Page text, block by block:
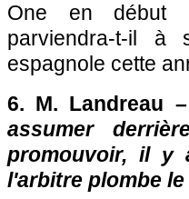
One en début
parviendra-t-il à
espagnole cette
6. M. Landreau
assumer
promouvoir, il y
l'arbitre plombe